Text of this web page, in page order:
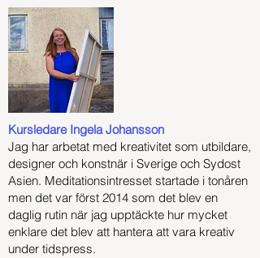
Kursledare Ingela Johansson
Jag har arbetat med kreativitet som utbildare,
designer och konstnär i Sverige och Sydost
Asien. Meditationsintresset startade i tonåren
men det var först 2014 som det blev en
daglig rutin när jag upptäckte hur mycket
enklare det blev att hantera att vara kreativ
under tidspress.